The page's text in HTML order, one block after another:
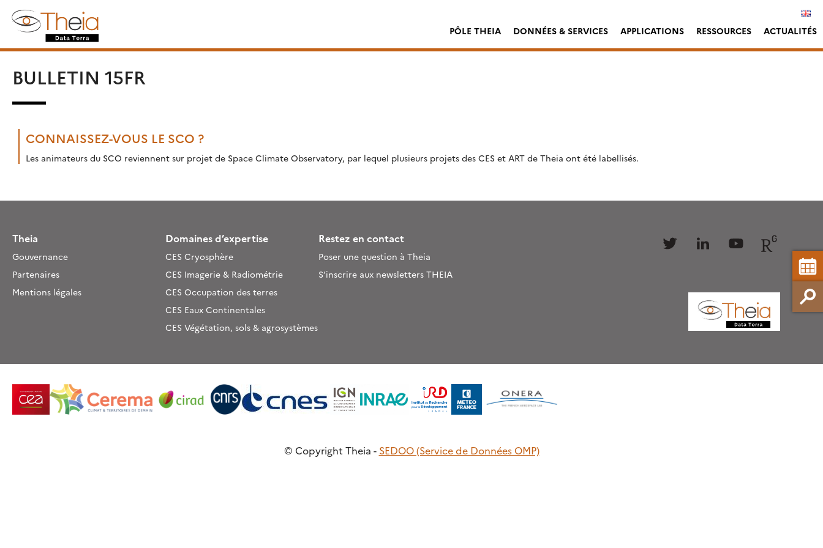
content
PÔLE THEIA DONNÉES & SERVICES APPLICATIONS RESSOURCES ACTUALITÉS
BULLETIN 15FR
CONNAISSEZ-VOUS LE SCO ?
Les animateurs du SCO reviennent sur projet de Space Climate Observatory, par lequel plusieurs projets des CES et ART de Theia ont été labellisés.
Theia
Gouvernance
Partenaires
Mentions légales
Domaines d’expertise
CES Cryosphère
CES Imagerie & Radiométrie
CES Occupation des terres
CES Eaux Continentales
CES Végétation, sols & agrosystèmes
Restez en contact
Poser une question à Theia
S’inscrire aux newsletters THEIA
Follow Follow
© Copyright Theia - SEDOO (Service de Données OMP)